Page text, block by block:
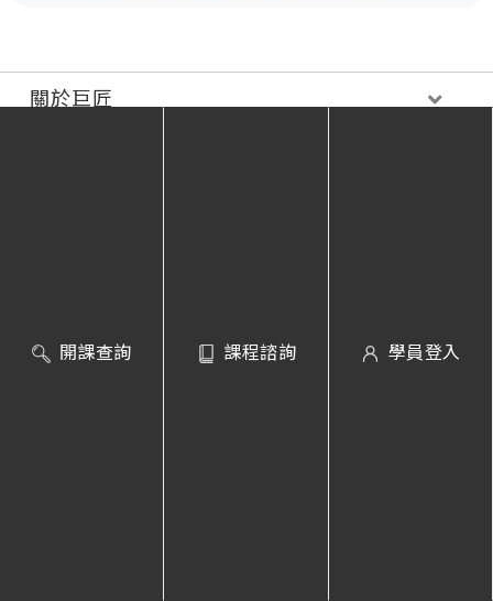
開課查詢 課程諮詢 學員登入
關於巨匠